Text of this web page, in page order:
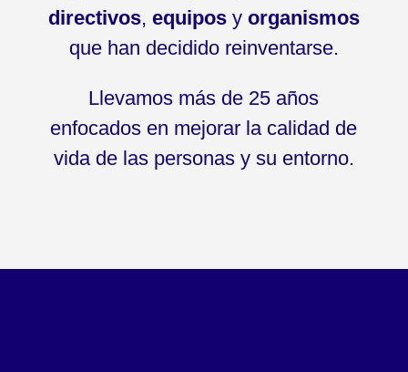
directivos, equiposy organismos
que han decidido reinventarse.
Llevamos más de 25 años
enfocados en mejorar la calidad de
vida de las personas y su entorno.